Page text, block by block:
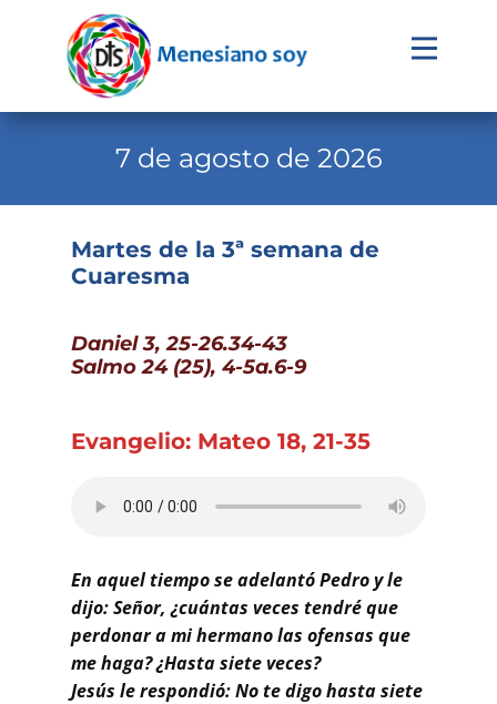
Evangelio
Institucional
Pastoral Vocacional
Contacto
7 de agosto de 2026
Martes de la 3ª semana de
Cuaresma
Daniel 3, 25-26.34-43
Salmo 24 (25), 4-5a.6-9
Evangelio: Mateo 18, 21-35
En aquel tiempo se adelantó Pedro y le
dijo: Señor, ¿cuántas veces tendré que
perdonar a mi hermano las ofensas que
me haga? ¿Hasta siete veces?
Jesús le respondió: No te digo hasta siete